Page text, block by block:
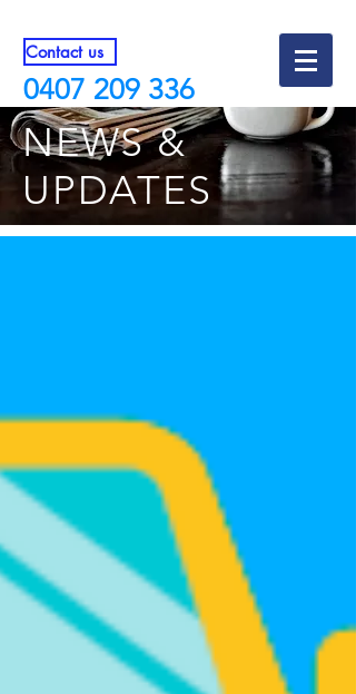
Contact us
0407 209 336
NEWS &
UPDATES